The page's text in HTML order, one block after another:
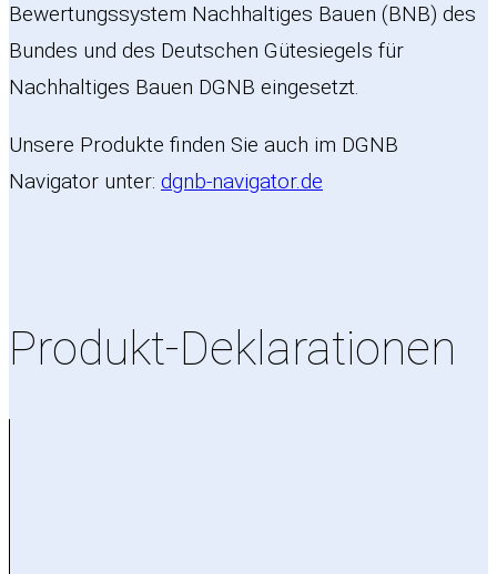
Bewertungssystem Nachhaltiges Bauen (BNB) des
Bundes und des Deutschen Gütesiegels für
Nachhaltiges Bauen DGNB eingesetzt.
Unsere Produkte finden Sie auch im DGNB
Navigator unter: dgnb-navigator.de
Produkt-Deklarationen